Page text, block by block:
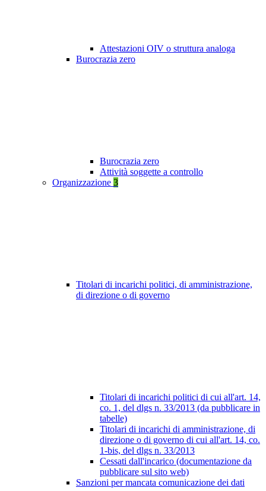
Attestazioni OIV o struttura analoga
Burocrazia zero
Burocrazia zero
Attività soggette a controllo
Organizzazione 3
Titolari di incarichi politici, di amministrazione,
di direzione o di governo
Titolari di incarichi politici di cui all'art. 14,
co. 1, del dlgs n. 33/2013 (da pubblicare in
tabelle)
Titolari di incarichi di amministrazione, di
direzione o di governo di cui all'art. 14, co.
1-bis, del dlgs n. 33/2013
Cessati dall'incarico (documentazione da
pubblicare sul sito web)
Sanzioni per mancata comunicazione dei dati